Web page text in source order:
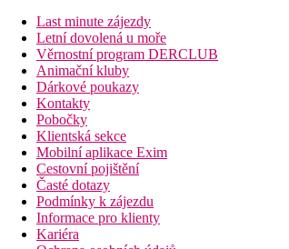
Last minute zájezdy
Letní dovolená u moře
Věrnostní program DERCLUB
Animační kluby
Dárkové poukazy
Kontakty
Pobočky
Klientská sekce
Mobilní aplikace Exim
Cestovní pojištění
Časté dotazy
Podmínky k zájezdu
Informace pro klienty
Kariéra